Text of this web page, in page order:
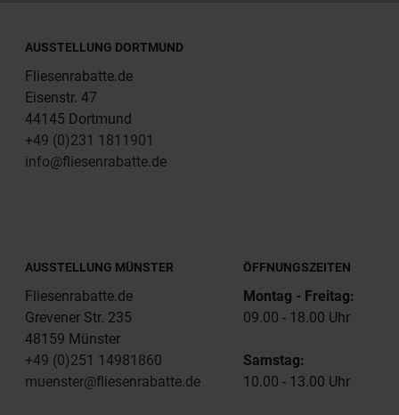
AUSSTELLUNG DORTMUND
Fliesenrabatte.de
Eisenstr. 47
44145 Dortmund
+49 (0)231 1811901
info@fliesenrabatte.de
AUSSTELLUNG MÜNSTER
Fliesenrabatte.de
Grevener Str. 235
48159 Münster
+49 (0)251 14981860
muenster@fliesenrabatte.de
ÖFFNUNGSZEITEN
Montag - Freitag:
09.00 - 18.00 Uhr
Samstag:
10.00 - 13.00 Uhr